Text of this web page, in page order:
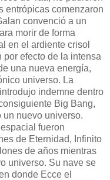
entrópicas comenzaron
convenció a un
morir de forma
en el ardiente crisol
efecto de la intensa
una nueva energía,
universo. La
indemne dentro
Big Bang,
nuevo universo.
fueron
de Eternidad, Infinito
de años mientras
universo. Su nave se
donde Ecce el